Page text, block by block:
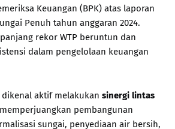
Keuangan (BPK) atas laporan
Penuh tahun anggaran 2024.
rekor WTP beruntun dan
dalam pengelolaan keuangan
aktif melakukan sinergi lintas
pembangunan
sungai, penyediaan air bersih,